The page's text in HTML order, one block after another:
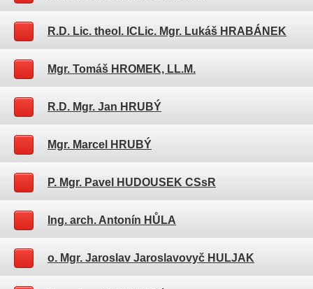
R.D. Lic. theol. ICLic. Mgr. Lukáš HRABÁNEK
Mgr. Tomáš HROMEK, LL.M.
R.D. Mgr. Jan HRUBÝ
Mgr. Marcel HRUBÝ
P. Mgr. Pavel HUDOUSEK CSsR
Ing. arch. Antonín HŮLA
o. Mgr. Jaroslav Jaroslavovyč HULJAK